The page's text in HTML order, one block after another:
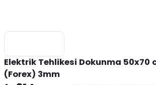
Elektrik Tehlikesi Dokunma 50x70
(Forex) 3mm